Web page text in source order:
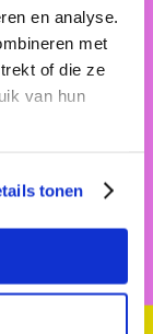
en analyse.
met
of die ze
van hun
tonen